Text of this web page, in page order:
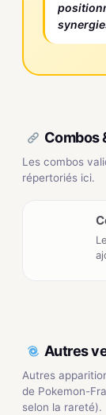
Combos
Les combos
répertoriés ici.
Autres
Autres
de Pokemon-
selon la rareté).